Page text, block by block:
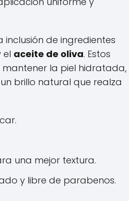
de ingredientes
el aceite de oliva. Estos
la piel hidratada,
brillo natural que realza
una mejor textura.
y libre de parabenos.